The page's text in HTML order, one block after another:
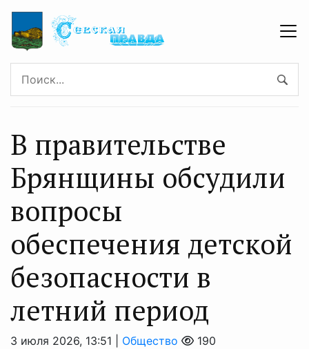
В правительстве
Брянщины обсудили
вопросы
обеспечения детской
безопасности в
летний период
3 июля 2026, 13:51 | Общество 190